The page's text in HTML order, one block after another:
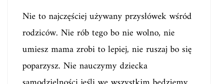
Nie to najczęściej używany przysłówek wśród
rodziców. Nie rób tego bo nie wolno, nie
umiesz mama zrobi to lepiej, nie ruszaj bo się
poparzysz. Nie nauczymy dziecka